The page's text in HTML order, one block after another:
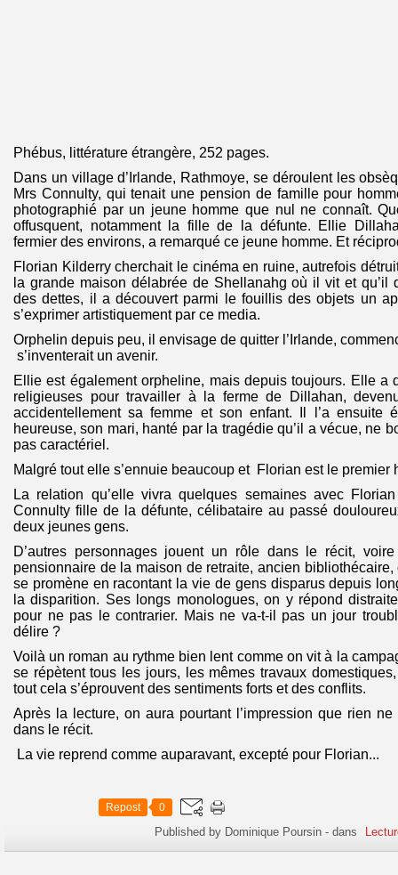
Phébus, littérature étrangère, 252 pages.
Dans un village d’Irlande, Rathmoye, se déroulent les
Mrs Connulty, qui tenait une pension de famille pour
photographié par un jeune homme que nul ne connaît.
offusquent, notamment la fille de la défunte. Ellie
fermier des environs, a remarqué ce jeune homme. Et
Florian Kilderry cherchait le cinéma en ruine, autrefois
la grande maison délabrée de Shellanahg où il vit et qu’il
des dettes, il a découvert parmi le fouillis des objets un
s’exprimer artistiquement par ce media.
Orphelin depuis peu, il envisage de quitter l’Irlande,
s’inventerait un avenir.
Ellie est également orpheline, mais depuis toujours. Elle a
religieuses pour travailler à la ferme de Dillahan,
accidentellement sa femme et son enfant. Il l’a ensuite
heureuse, son mari, hanté par la tragédie qu’il a vécue, ne
pas caractériel.
Malgré tout elle s’ennuie beaucoup et Florian est le premier
La relation qu’elle vivra quelques semaines avec
Connulty fille de la défunte, célibataire au passé
deux jeunes gens.
D’autres personnages jouent un rôle dans le récit,
pensionnaire de la maison de retraite, ancien
se promène en racontant la vie de gens disparus depuis
la disparition. Ses longs monologues, on y répond
pour ne pas le contrarier. Mais ne va-t-il pas un jour
délire ?
Voilà un roman au rythme bien lent comme on vit à la
se répètent tous les jours, les mêmes travaux
tout cela s’éprouvent des sentiments forts et des conflits.
Après la lecture, on aura pourtant l’impression que rien ne
dans le récit.
La vie reprend comme auparavant, excepté pour Florian...
Repost 0
Published by Dominique Poursin -dans